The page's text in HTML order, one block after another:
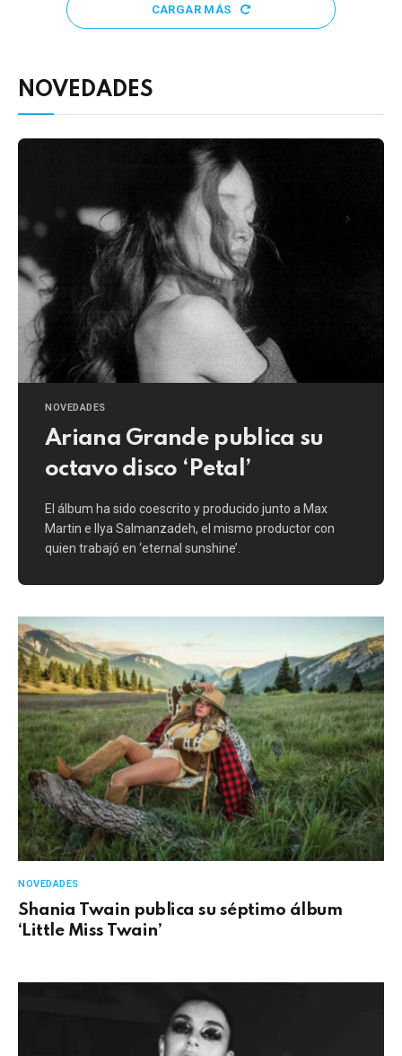
CARGAR MÁS
NOVEDADES
NOVEDADES
Ariana Grande publica su
octavo disco ‘Petal’
El álbum ha sido coescrito y producido junto a Max
Martin e Ilya Salmanzadeh, el mismo productor con
quien trabajó en ‘eternal sunshine’.
NOVEDADES
Shania Twain publica su séptimo álbum
‘Little Miss Twain’